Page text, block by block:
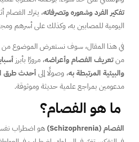
تفكير الفرد وشعوره وتصرفاته، يترك الفصام
اليومية للمصابين به، وكذلك على أسرهم
في هذا المقال، سوف نستعرض الموضوع من
منتعريف الفصام وأعراضه، مرورًا بأبرز
والبيئية المرتبطة به، وصولًا إلىأحدث طرق
مدعومين بمراجع علمية حديثة وموثوقة.
ما هو الفصام؟
الفصام (Schizophrenia)
هو اضطراب